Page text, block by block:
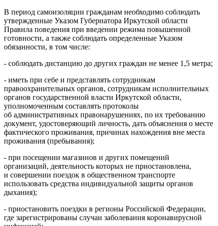
В период самоизоляции гражданам необходимо соблюдать
утвержденные Указом Губернатора Иркутской области
Правила поведения при введении режима повышенной
готовности, а также соблюдать определенные Указом
обязанности, в том числе:
- соблюдать дистанцию до других граждан не менее 1,5 метра;
- иметь при себе и представлять сотрудникам
правоохранительных органов, сотрудникам исполнительных
органов государственной власти Иркутской области,
уполномоченным составлять протоколы
об административных правонарушениях, по их требованию
документ, удостоверяющий личность, дать объяснения о месте
фактического проживания, причинах нахождения вне места
проживания (пребывания);
- при посещении магазинов и других помещений
организаций, деятельность которых не приостановлена,
и совершении поездок в общественном транспорте
использовать средства индивидуальной защиты органов
дыхания);
- приостановить поездки в регионы Российской Федерации,
где зарегистрированы случаи заболевания коронавирусной